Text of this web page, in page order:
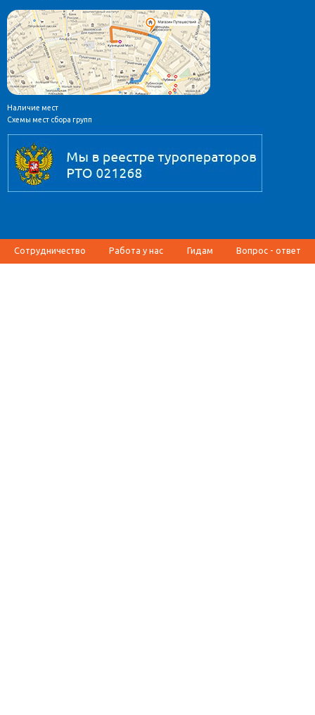
Наличие мест
Схемы мест сбора групп
Сотрудничество Работа у нас Гидам Вопрос - ответ